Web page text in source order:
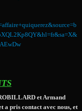
et Armand
a pris contact avec nous, et